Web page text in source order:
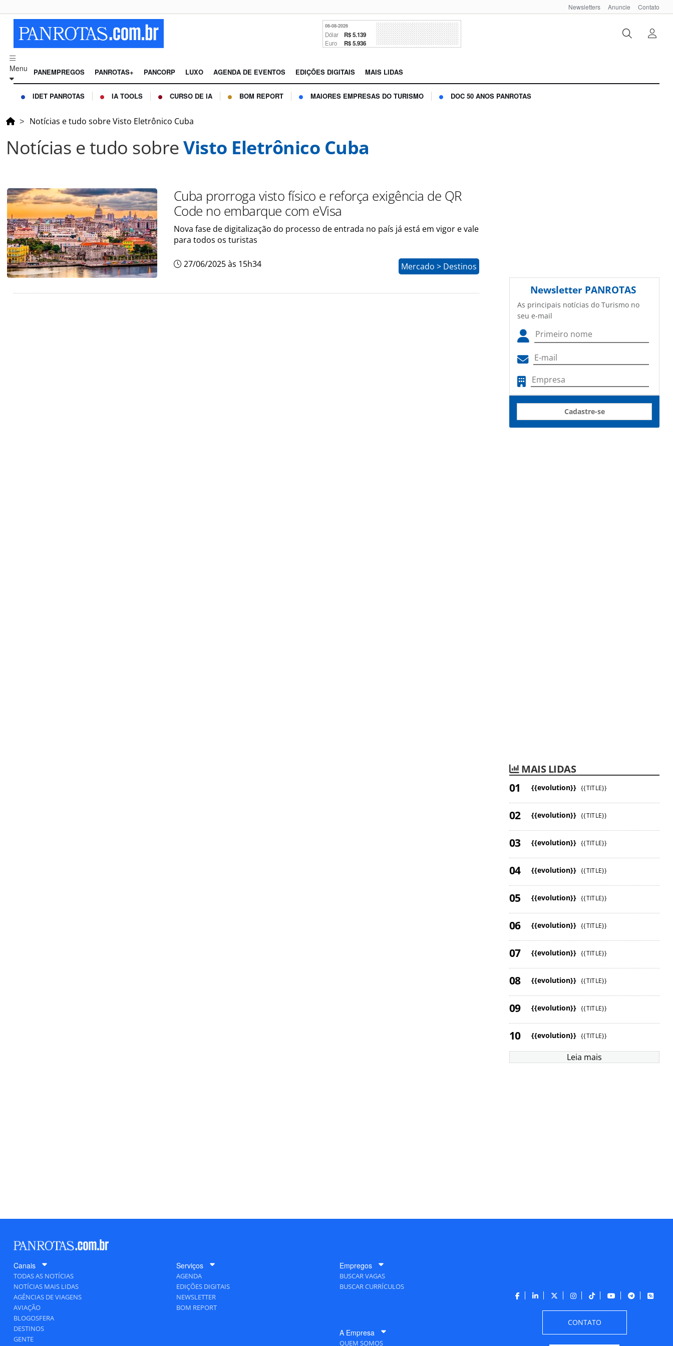
Newsletters Anuncie Contato
06-08-2026
Dólar R$ 5.139
Euro R$ 5.936
Menu PANEMPREGOS PANROTAS+ PANCORP LUXO AGENDA DE EVENTOS EDIÇÕES DIGITAIS MAIS LIDAS
IDET PANROTAS IA TOOLS CURSO DE IA BOM REPORT MAIORES EMPRESAS DO TURISMO DOC 50 ANOS PANROTAS
Notícias e tudo sobre Visto Eletrônico Cuba
Notícias e tudo sobreVisto Eletrônico Cuba
Cuba prorroga visto físico e reforça exigência de QR
Code no embarque com eVisa
Nova fase de digitalização do processo de entrada no país já está em vigor e vale
para todos os turistas
27/06/2025 às 15h34 Mercado > Destinos
Newsletter PANROTAS
As principais notícias do Turismo no
seu e-mail
Cadastre-se
MAIS LIDAS
{{evolution}} {{TITLE}}
{{evolution}} {{TITLE}}
{{evolution}} {{TITLE}}
{{evolution}} {{TITLE}}
{{evolution}} {{TITLE}}
{{evolution}} {{TITLE}}
{{evolution}} {{TITLE}}
{{evolution}} {{TITLE}}
{{evolution}} {{TITLE}}
{{evolution}} {{TITLE}}
Leia mais
Canais
TODAS AS NOTÍCIAS
NOTÍCIAS MAIS LIDAS
AGÊNCIAS DE VIAGENS
AVIAÇÃO
BLOGOSFERA
DESTINOS
GENTE
Serviços
AGENDA
EDIÇÕES DIGITAIS
NEWSLETTER
BOM REPORT
Empregos
BUSCAR VAGAS
BUSCAR CURRÍCULOS
A Empresa
QUEM SOMOS
CONTATO